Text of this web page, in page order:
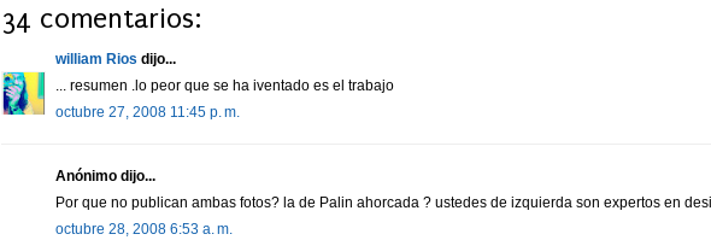
34 comentarios:
william Rios dijo...
... resumen .lo peor que se ha iventado es el trabajo
octubre 27, 2008 11:45 p. m.
Anónimo dijo...
Por que no publican ambas fotos? la de Palin ahorcada ? ustedes de izquierda son expertos en
octubre 28, 2008 6:53 a. m.